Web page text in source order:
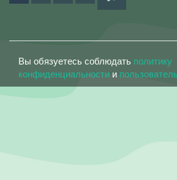
Вы обязуетесь соблюдать политику
конфиденциальности и